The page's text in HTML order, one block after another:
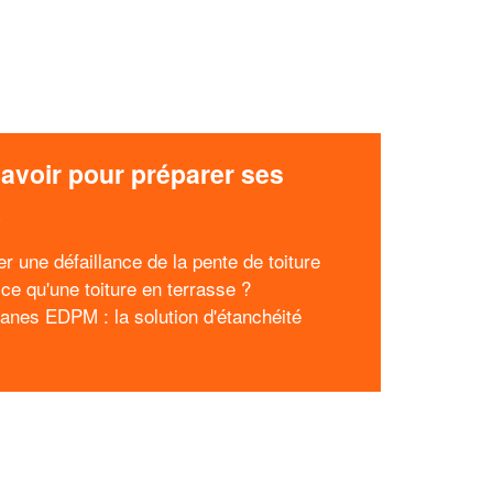
pour préparer ses
une défaillance de la pente de toiture
qu'une toiture en terrasse ?
EDPM : la solution d'étanchéité